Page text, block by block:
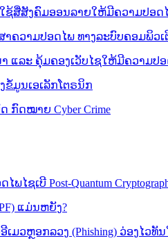
ຊ້ສື່ສັງຄົມອອນລາຍໃຫ້ມີຄວາມປອດ
ຄວາມປອດໄພ ທາງລະບົບຄອມພິວເ
ແລະ ຄຸ້ມຄອງເວັບໄຊໃຫ້ມີຄວາມປ
ມູນເອເລັກໂຕຣນິກ
ກົດໝາຍ Cyber Crime
ໄຊເບີ Post-Quantum
ແມ່ນຫຍັງ?
ເມວຫຼອກລວງ (Phishing) ວ່ອງໄວທັ